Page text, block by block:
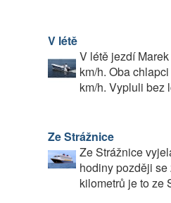
V létě
V létě jezdí
km/h. Oba
km/h. Vypluli bez
Ze Strážnice
Ze Strážnice
hodiny později
kilometrů je to ze